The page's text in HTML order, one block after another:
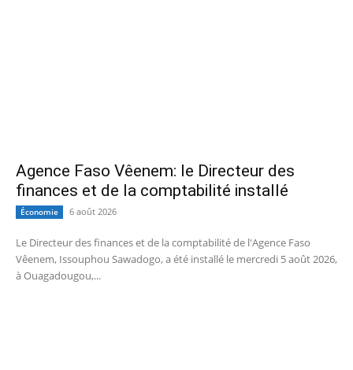
Agence Faso Vêenem: le Directeur des
finances et de la comptabilité installé
Économie 6 août 2026
Le Directeur des finances et de la comptabilité de l'Agence Faso
Vêenem, Issouphou Sawadogo, a été installé le mercredi 5 août 2026,
à Ouagadougou,...